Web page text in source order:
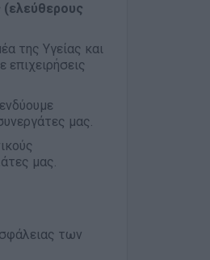
(ελεύθερους
της Υγείας και
μας.
μας.
των